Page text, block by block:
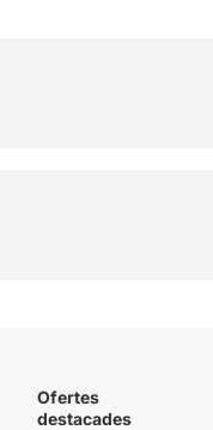
Ofertes
destacades